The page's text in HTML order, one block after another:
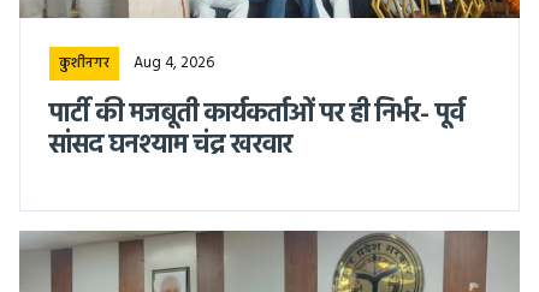
कुशीनगर Aug 4, 2026
पार्टी की मजबूती कार्यकर्ताओं पर ही निर्भर- पूर्व
सांसद घनश्याम चंद्र खरवार